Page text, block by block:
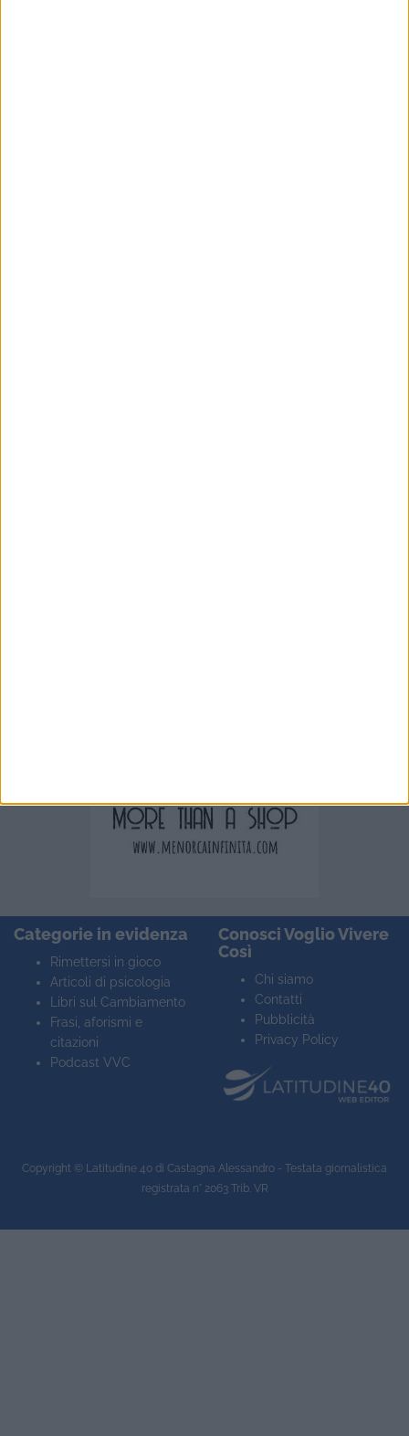
Categorie in evidenza
Rimettersi in gioco
Articoli di psicologia
Libri sul Cambiamento
Frasi, aforismi e
citazioni
Podcast VVC
Conosci Voglio Vivere
Così
Chi siamo
Contatti
Pubblicità
Privacy Policy
Copyright © Latitudine 40 di Castagna Alessandro - Testata giornalistica
registrata n° 2063 Trib. VR